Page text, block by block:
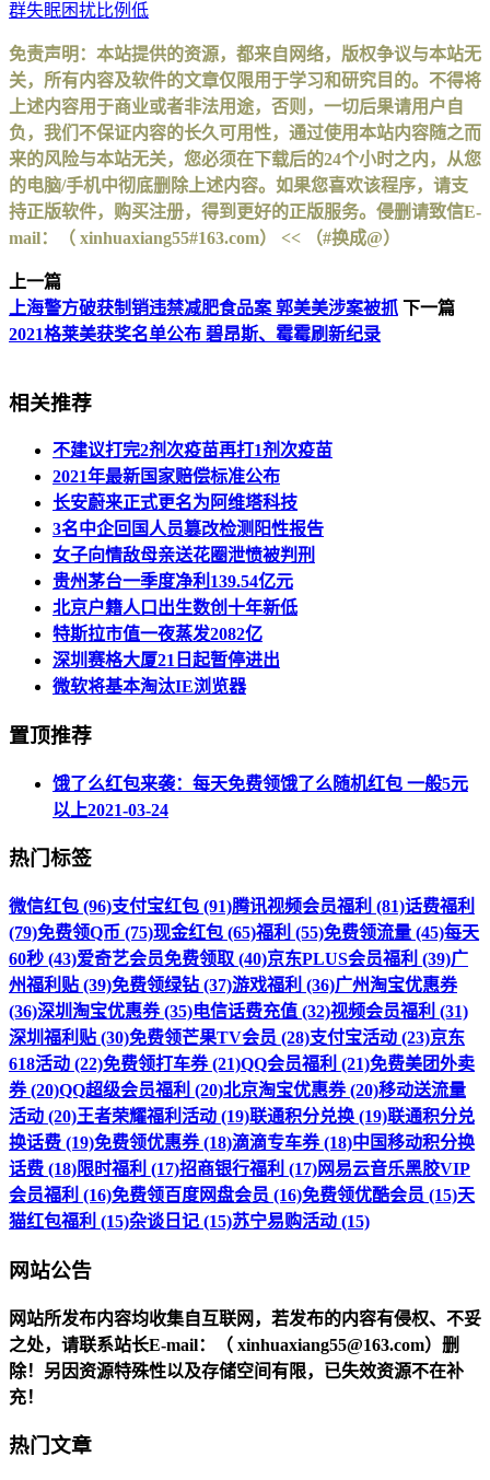
群失眠困扰比例低
免责声明：本站提供的资源，都来自网络，版权争议与本站无
关，所有内容及软件的文章仅限用于学习和研究目的。不得将
上述内容用于商业或者非法用途，否则，一切后果请用户自
负，我们不保证内容的长久可用性，通过使用本站内容随之而
来的风险与本站无关，您必须在下载后的24个小时之内，从您
的电脑/手机中彻底删除上述内容。如果您喜欢该程序，请支
持正版软件，购买注册，得到更好的正版服务。侵删请致信E-
mail：（ xinhuaxiang55#163.com） << （#换成@）
上一篇
上海警方破获制销违禁减肥食品案 郭美美涉案被抓 下一篇
2021格莱美获奖名单公布 碧昂斯、霉霉刷新纪录
相关推荐
不建议打完2剂次疫苗再打1剂次疫苗
2021年最新国家赔偿标准公布
长安蔚来正式更名为阿维塔科技
3名中企回国人员篡改检测阳性报告
女子向情敌母亲送花圈泄愤被判刑
贵州茅台一季度净利139.54亿元
北京户籍人口出生数创十年新低
特斯拉市值一夜蒸发2082亿
深圳赛格大厦21日起暂停进出
微软将基本淘汰IE浏览器
置顶推荐
饿了么红包来袭：每天免费领饿了么随机红包 一般5元
以上2021-03-24
热门标签
微信红包 (96)支付宝红包 (91)腾讯视频会员福利 (81)话费福利
(79)免费领Q币 (75)现金红包 (65)福利 (55)免费领流量 (45)每天
60秒 (43)爱奇艺会员免费领取 (40)京东PLUS会员福利 (39)广
州福利贴 (39)免费领绿钻 (37)游戏福利 (36)广州淘宝优惠券
(36)深圳淘宝优惠券 (35)电信话费充值 (32)视频会员福利 (31)
深圳福利贴 (30)免费领芒果TV会员 (28)支付宝活动 (23)京东
618活动 (22)免费领打车券 (21)QQ会员福利 (21)免费美团外卖
券 (20)QQ超级会员福利 (20)北京淘宝优惠券 (20)移动送流量
活动 (20)王者荣耀福利活动 (19)联通积分兑换 (19)联通积分兑
换话费 (19)免费领优惠券 (18)滴滴专车券 (18)中国移动积分换
话费 (18)限时福利 (17)招商银行福利 (17)网易云音乐黑胶VIP
会员福利 (16)免费领百度网盘会员 (16)免费领优酷会员 (15)天
猫红包福利 (15)杂谈日记 (15)苏宁易购活动 (15)
网站公告
网站所发布内容均收集自互联网，若发布的内容有侵权、不妥
之处，请联系站长E-mail：（ xinhuaxiang55@163.com）删
除！另因资源特殊性以及存储空间有限，已失效资源不在补
充！
热门文章